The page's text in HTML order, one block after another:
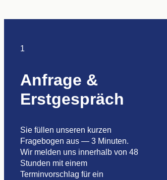
1
Anfrage &
Erstgespräch
Sie füllen unseren kurzen
Fragebogen aus — 3 Minuten.
Wir melden uns innerhalb von 48
Stunden mit einem
Terminvorschlag für ein